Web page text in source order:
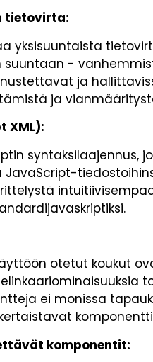
tietovirta:
yksisuuntaista
suuntaan -
ja
ja
XML):
syntaksilaajennus,
JavaScript-
otetut koukut
ei monissa
komponentit: